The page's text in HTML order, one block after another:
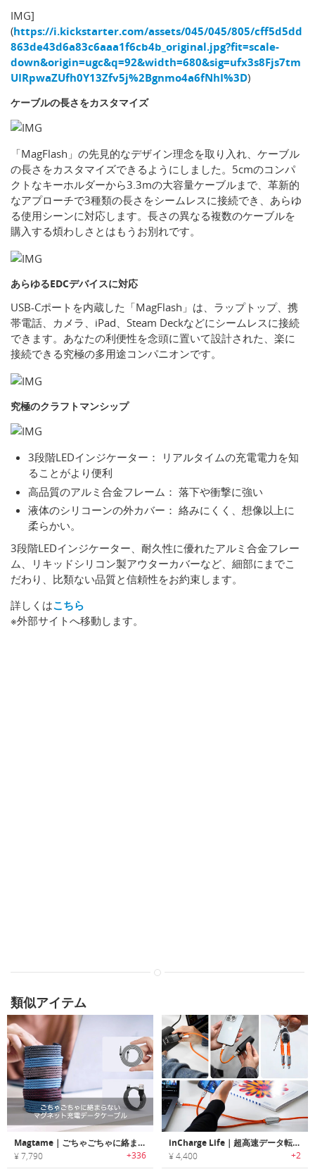
IMG]
(https://i.kickstarter.com/assets/045/045/805/cff5d5dd
863de43d6a83c6aaa1f6cb4b_original.jpg?fit=scale-
down&origin=ugc&q=92&width=680&sig=ufx3s8Fjs7tm
UIRpwaZUfh0Y13Zfv5j%2Bgnmo4a6fNhI%3D)
ケーブルの長さをカスタマイズ
「MagFlash」の先見的なデザイン理念を取り入れ、ケーブル
の長さをカスタマイズできるようにしました。5cmのコンパ
クトなキーホルダーから3.3mの大容量ケーブルまで、革新的
なアプローチで3種類の長さをシームレスに接続でき、あらゆ
る使用シーンに対応します。長さの異なる複数のケーブルを
購入する煩わしさとはもうお別れです。
あらゆるEDCデバイスに対応
USB-Cポートを内蔵した「MagFlash」は、ラップトップ、携
帯電話、カメラ、iPad、Steam Deckなどにシームレスに接続
できます。あなたの利便性を念頭に置いて設計された、楽に
接続できる究極の多用途コンパニオンです。
究極のクラフトマンシップ
3段階LEDインジケーター： リアルタイムの充電電力を知
ることがより便利
高品質のアルミ合金フレーム： 落下や衝撃に強い
液体のシリコーンの外カバー： 絡みにくく、想像以上に
柔らかい。
3段階LEDインジケーター、耐久性に優れたアルミ合金フレー
ム、リキッドシリコン製アウターカバーなど、細部にまでこ
だわり、比類ない品質と信頼性をお約束します。
詳しくはこちら
※外部サイトへ移動します。
類似アイテム
Magtame｜ごちゃごちゃに絡まらないマグネット充電データケーブル
¥ 7,790 +336
inCharge Life｜超高速データ転送と一生保証を備えた信頼の充電ケーブル
¥ 4,400 +2